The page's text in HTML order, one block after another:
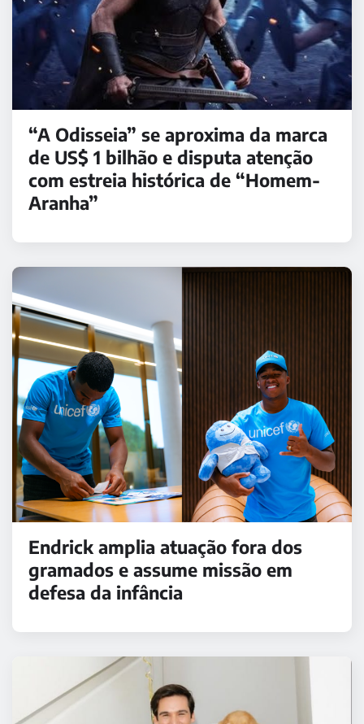
“A Odisseia” se aproxima da marca
de US$ 1 bilhão e disputa atenção
com estreia histórica de “Homem-
Aranha”
Endrick amplia atuação fora dos
gramados e assume missão em
defesa da infância